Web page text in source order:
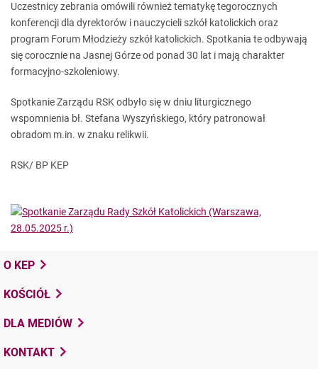
Uczestnicy zebrania omówili również tematykę tegorocznych
konferencji dla dyrektorów i nauczycieli szkół katolickich oraz
program Forum Młodzieży szkół katolickich. Spotkania te odbywają
się corocznie na Jasnej Górze od ponad 30 lat i mają charakter
formacyjno-szkoleniowy.
Spotkanie Zarządu RSK odbyło się w dniu liturgicznego
wspomnienia bł. Stefana Wyszyńskiego, który patronował
obradom m.in. w znaku relikwii.
RSK/ BP KEP
O KEP
KOŚCIÓŁ
DLA MEDIÓW
KONTAKT